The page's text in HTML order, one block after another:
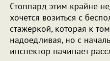
Стоппард этим крайне
хочется возиться с
стажеркой, которая к
надоедливая, но с
инспектор начинает